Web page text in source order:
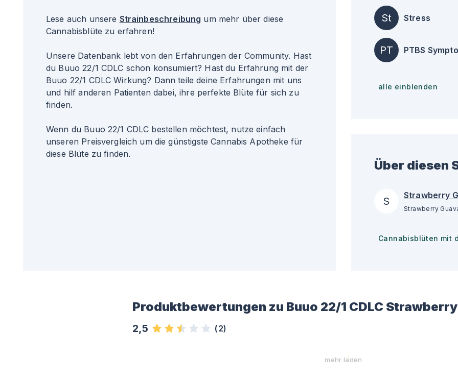
Lese auch unsere Strainbeschreibung um mehr über diese
Cannabisblüte zu erfahren!
Unsere Datenbank lebt von den Erfahrungen der Community. Hast
du Buuo 22/1 CDLC schon konsumiert? Hast du Erfahrung mit der
Buuo 22/1 CDLC Wirkung? Dann teile deine Erfahrungen mit uns
und hilf anderen Patienten dabei, ihre perfekte Blüte für sich zu
finden.
Wenn du Buuo 22/1 CDLC bestellen möchtest, nutze einfach
unseren Preisvergleich um die günstigste Cannabis Apotheke für
diese Blüte zu finden.
St Stress
PT PTBS
alle einblenden
Über diesen
S Strawberry
Cannabisblüten mit
Produktbewertungen zu Buuo 22/1 CDLC
2,5 (2)
mehr laden